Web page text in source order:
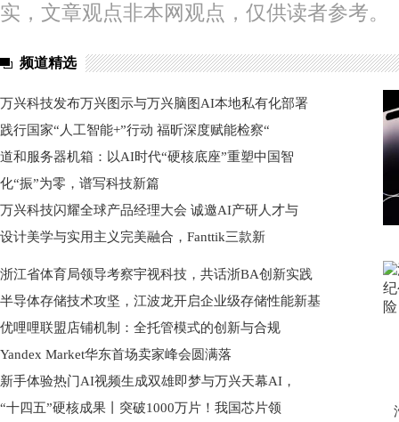
实，文章观点非本网观点，仅供读者参考。
频道精选
万兴科技发布万兴图示与万兴脑图AI本地私有化部署
践行国家“人工智能+”行动 福昕深度赋能检察“
道和服务器机箱：以AI时代“硬核底座”重塑中国智
化“振”为零，谱写科技新篇
万兴科技闪耀全球产品经理大会 诚邀AI产研人才与
设计美学与实用主义完美融合，Fanttik三款新
浙江省体育局领导考察宇视科技，共话浙BA创新实践
半导体存储技术攻坚，江波龙开启企业级存储性能新基
优哩哩联盟店铺机制：全托管模式的创新与合规
Yandex Market华东首场卖家峰会圆满落
新手体验热门AI视频生成双雄即梦与万兴天幕AI，
“十四五”硬核成果丨突破1000万片！我国芯片领